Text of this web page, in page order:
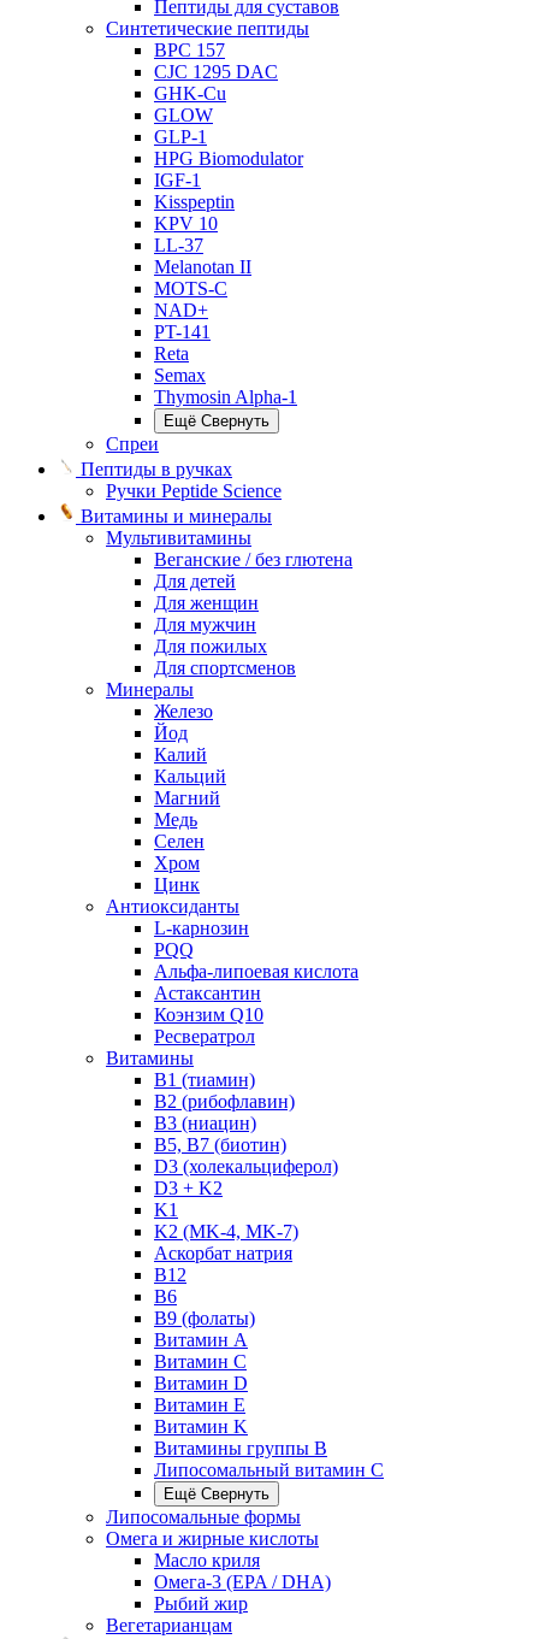
Пептиды для суставов
Синтетические пептиды
BPC 157
CJC 1295 DAC
GHK-Cu
GLOW
GLP-1
HPG Biomodulator
IGF-1
Kisspeptin
KPV 10
LL-37
Melanotan II
MOTS-C
NAD+
PT-141
Reta
Semax
Thymosin Alpha-1
Ещё Свернуть
Спреи
Пептиды в ручках
Ручки Peptide Science
Витамины и минералы
Мультивитамины
Веганские / без глютена
Для детей
Для женщин
Для мужчин
Для пожилых
Для спортсменов
Минералы
Железо
Йод
Калий
Кальций
Магний
Медь
Селен
Хром
Цинк
Антиоксиданты
L-карнозин
PQQ
Альфа-липоевая кислота
Астаксантин
Коэнзим Q10
Ресвератрол
Витамины
B1 (тиамин)
B2 (рибофлавин)
B3 (ниацин)
B5, B7 (биотин)
D3 (холекальциферол)
D3 + K2
K1
K2 (MK-4, MK-7)
Аскорбат натрия
В12
В6
В9 (фолаты)
Витамин A
Витамин C
Витамин D
Витамин E
Витамин K
Витамины группы B
Липосомальный витамин C
Ещё Свернуть
Липосомальные формы
Омега и жирные кислоты
Масло криля
Омега-3 (EPA / DHA)
Рыбий жир
Вегетарианцам